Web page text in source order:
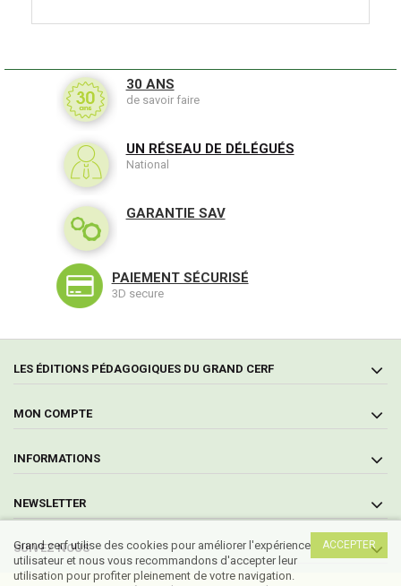
30 ANS
de savoir faire
UN RÉSEAU DE DÉLÉGUÉS
National
GARANTIE SAV
PAIEMENT SÉCURISÉ
3D secure
LES ÉDITIONS PÉDAGOGIQUES DU GRAND CERF
MON COMPTE
INFORMATIONS
NEWSLETTER
SUIVEZ NOUS ACCEPTER
Grand cerf utilise des cookies pour améliorer l'expérience
utilisateur et nous vous recommandons d'accepter leur
utilisation pour profiter pleinement de votre navigation.